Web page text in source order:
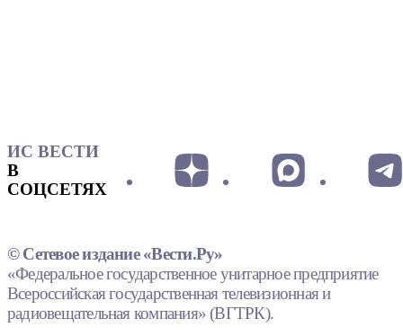
ИС ВЕСТИ
В
СОЦСЕТЯХ
© Сетевое издание «Вести.Ру»
«Федеральное государственное унитарное предприятие
Всероссийская государственная телевизионная и
радиовещательная компания» (ВГТРК).